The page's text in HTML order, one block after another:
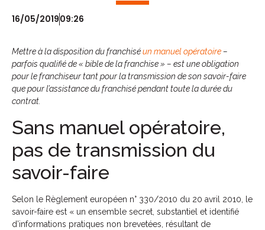
16/05/201909:26
Mettre à la disposition du franchiséun manuel opératoire–
parfois qualifié de « bible de la franchise » – est une obligation
pour le franchiseur tant pour la transmission de son savoir-faire
que pour l’assistance du franchisé pendant toute la durée du
contrat.
Sans manuel opératoire,
pas de transmission du
savoir-faire
Selon le Règlement européen n° 330/2010 du 20 avril 2010, le
savoir-faire est « un ensemble secret, substantiel et identifié
d’informations pratiques non brevetées, résultant de